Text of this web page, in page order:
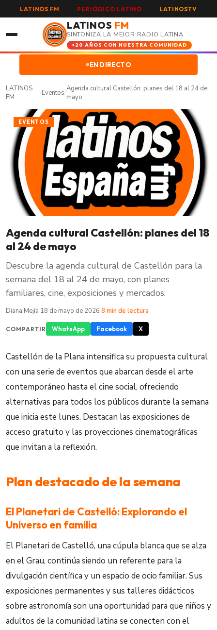
LATINOS FM PERIÓDICO LATINO LATINOSTV
LATINOS FM
SINTONIZA LA MEJOR RADIO LATINA
+20 AÑOS CON NUESTRA COMUNIDAD
EN DIRECTO
LATINOS
FM
/Eventos/Agenda cultural Castellón: planes del 18 al 24 de
mayo
EVENTOS
Agenda cultural Castellón: planes del 18
al 24 de mayo
Descubre la agenda cultural de Castellón para la
semana del 18 al 24 de mayo, con planes
familiares, cine, exposiciones y mercados.
Diana Mejía·18 de mayo de 2026·8 min de lectura
COMPARTIR WhatsApp Facebook X
Castellón de la Plana intensifica su propuesta cultural
con una serie de eventos que abarcan desde el arte
contemporáneo hasta el cine social, ofreciendo
alternativas para todos los públicos durante la semana
que inicia este lunes. Destacan las exposiciones de
acceso gratuito y las proyecciones cinematográficas
que invitan a la reflexión.
Plan destacado de la semana
El Planetari de Castelló: Explorando el
Universo en familia
El Planetari de Castelló, una cúpula blanca que se alza
en el Grau, continúa siendo un referente para la
divulgación científica y un espacio de ocio familiar. Sus
exposiciones permanentes y sus talleres didácticos
sobre astronomía son una oportunidad para que niños y
adultos de la comunidad latina se conecten con el